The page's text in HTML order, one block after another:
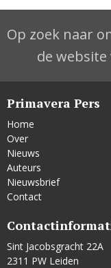
Op zoek naar
de website
Primavera Pers
Home
Over
Nieuws
Auteurs
Nieuwsbrief
Contact
Sint Jacobsgracht 22A
2311 PW Leiden